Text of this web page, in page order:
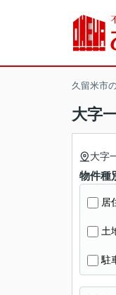
久留米市
大字
大字
物件種
居
土
駐